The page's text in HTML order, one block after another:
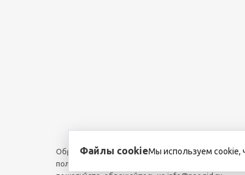
Обращаем ваше внимание на то, что данный
положениями пункта 1 статьи 437 Гражданского
Файлы cookieМы используем cookie,